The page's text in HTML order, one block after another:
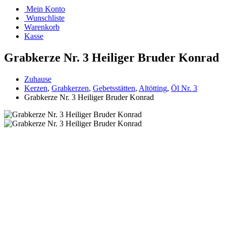
Mein Konto
Wunschliste
Warenkorb
Kasse
Grabkerze Nr. 3 Heiliger Bruder Konrad
Zuhause
Kerzen, Grabkerzen, Gebetsstätten, Altötting, Öl Nr. 3
Grabkerze Nr. 3 Heiliger Bruder Konrad